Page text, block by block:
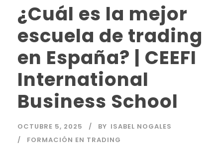
¿Cuál es la mejor
escuela de trading
en España? | CEEFI
International
Business School
OCTUBRE 5, 2025 BY ISABEL NOGALES
FORMACIÓN EN TRADING